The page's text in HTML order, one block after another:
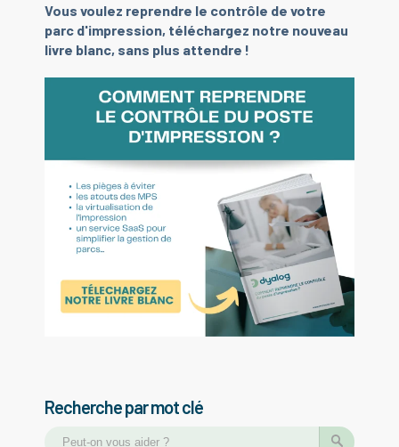
Vous voulez reprendre le contrôle de votre
parc d'impression, téléchargez notre nouveau
livre blanc, sans plus attendre !
Recherche par mot clé